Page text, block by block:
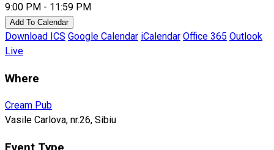
9:00 PM - 11:59 PM
Add To Calendar
Download ICS Google Calendar iCalendar Office 365 Outlook
Live
Where
Cream Pub
Vasile Carlova, nr.26, Sibiu